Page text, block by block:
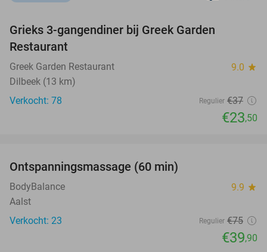
Grieks 3-gangendiner bij Greek Garden
Restaurant
Greek Garden Restaurant 9.0 star
Dilbeek (13 km)
Verkocht: 78
Regulier €37
€23,50
Ontspanningsmassage (60 min)
BodyBalance 9.9 star
Aalst
Verkocht: 23
Regulier €75
€39,90